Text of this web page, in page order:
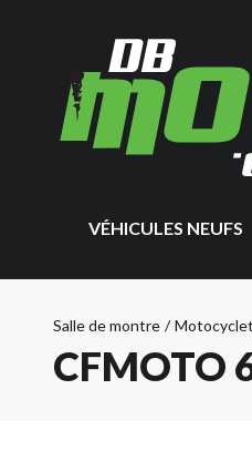
VÉHICULES NEUFS
Salle de montre /
CFMOTO